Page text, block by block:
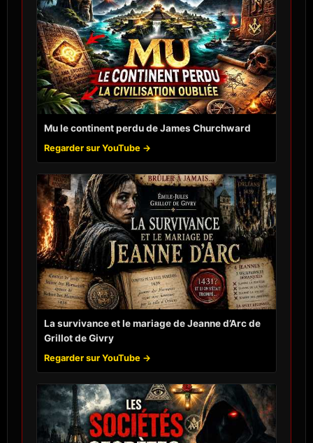
Mu le continent perdu de James Churchward
Regarder sur YouTube →
La survivance et le mariage de Jeanne d’Arc de
Grillot de Givry
Regarder sur YouTube →